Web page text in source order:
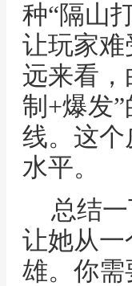
种“隔山
让玩家
远来看，
制+爆发
线。这
水平。
总结
让她从一
雄。你